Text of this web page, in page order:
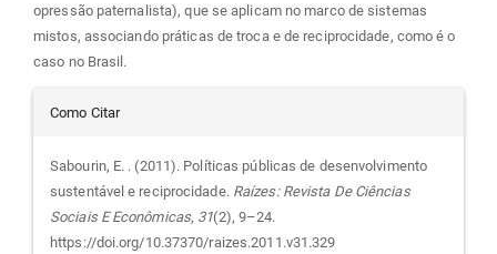
opressão paternalista), que se aplicam no marco de sistemas
mistos, associando práticas de troca e de reciprocidade, como é o
caso no Brasil.
Detalhes
do
artigo
Como Citar
Sabourin, E. . (2011). Políticas públicas de desenvolvimento
sustentável e reciprocidade. Raízes: Revista De Ciências
Sociais E Econômicas, 31(2), 9–24.
https://doi.org/10.37370/raizes.2011.v31.329